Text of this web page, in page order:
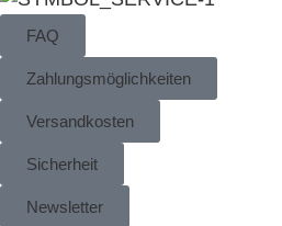
FAQ
Zahlungsmöglichkeiten
Versandkosten
Sicherheit
Newsletter